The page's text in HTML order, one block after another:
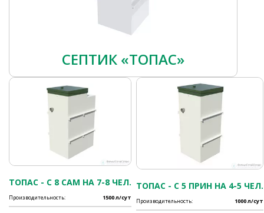
СЕПТИК «ТОПАС»
ТОПАС - C 8 САМ НА 7-8 ЧЕЛ.
Производительность: 1500 л/сут
ТОПАС - C 5 ПРИН НА 4-5 ЧЕЛ.
Производительность: 1000 л/сут